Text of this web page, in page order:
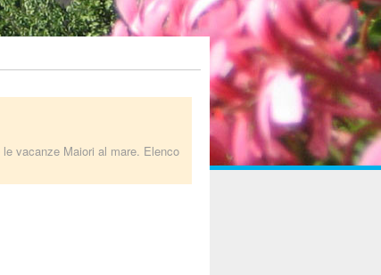
vacanze Maiori al mare. Elenco